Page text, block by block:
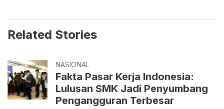
Related Stories
NASIONAL
Fakta Pasar Kerja Indonesia:
Lulusan SMK Jadi Penyumbang
Pengangguran Terbesar